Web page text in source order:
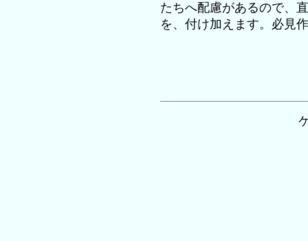
たちへ配慮があるので、
を、付け加えます。必見